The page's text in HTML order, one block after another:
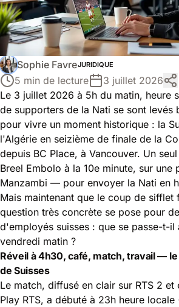
Sophie FavreJURIDIQUE
5 min de lecture
3 juillet 2026
Le 3 juillet 2026 à 5h du matin, heure
de supporters de la Nati se sont levés
pour vivre un moment historique : la
l'Algérie en seizième de finale de la
depuis BC Place, à Vancouver. Un
Breel Embolo à la 10e minute, sur une
Manzambi — pour envoyer la Nati en
Mais maintenant que le coup de sifflet
question très concrète se pose pour
d'employés suisses : que se passe-t-il
vendredi matin ?
Réveil à 4h30, café, match, travail —
de Suisses
Le match, diffusé en clair sur RTS 2 et
Play RTS, a débuté à 23h heure